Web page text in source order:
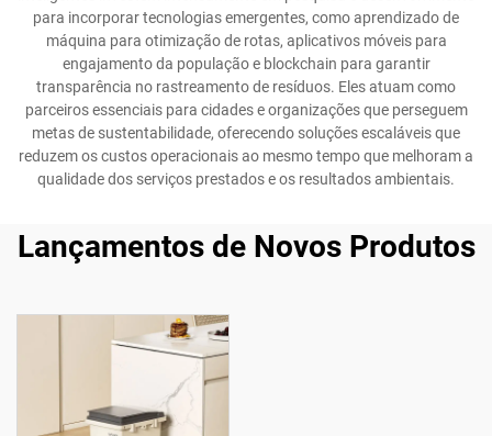
para incorporar tecnologias emergentes, como aprendizado de
máquina para otimização de rotas, aplicativos móveis para
engajamento da população e blockchain para garantir
transparência no rastreamento de resíduos. Eles atuam como
parceiros essenciais para cidades e organizações que perseguem
metas de sustentabilidade, oferecendo soluções escaláveis que
reduzem os custos operacionais ao mesmo tempo que melhoram a
qualidade dos serviços prestados e os resultados ambientais.
Lançamentos de Novos Produtos